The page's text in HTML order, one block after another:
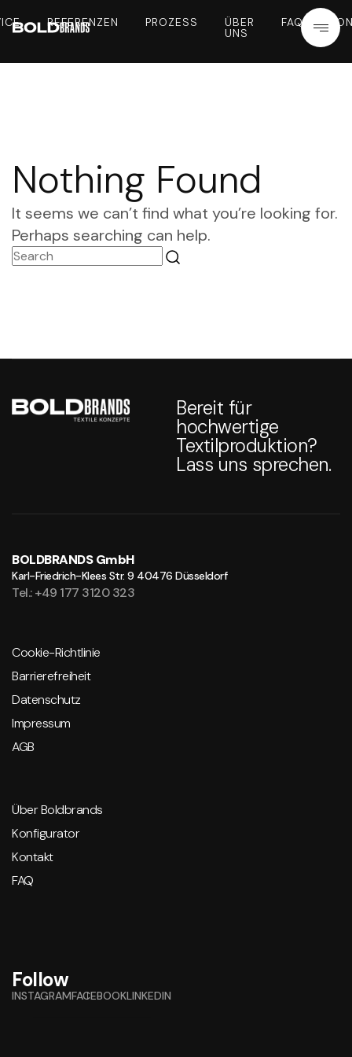
REFERENZEN PROZESS ÜBER
UNS
FAQ
Nothing Found
It seems we can’t find what you’re looking for.
Perhaps searching can help.
Bereit für
hochwertige
Textilproduktion?
Lass uns sprechen.
BOLDBRANDS GmbH
Karl-Friedrich-Klees Str. 9 40476 Düsseldorf
Tel.: +49 177 3120 323
Cookie-Richtlinie
Barrierefreiheit
Datenschutz
Impressum
AGB
Über Boldbrands
Konfigurator
Kontakt
FAQ
Follow
INSTAGRAMFACEBOOKLINKEDIN